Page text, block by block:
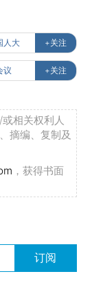
人大 +关注
议 +关注
相关权利人
摘编、复制及
，获得书面
订阅